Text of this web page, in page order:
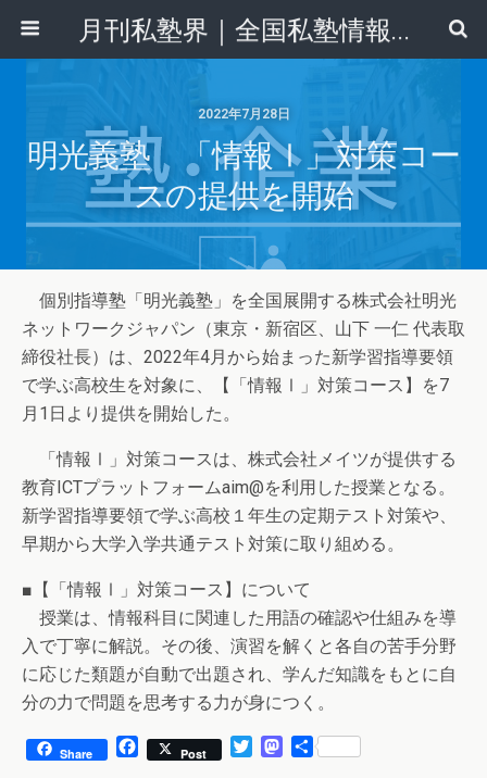
月刊私塾界｜全国私塾情報センター
2022年7月28日
明光義塾 「情報Ⅰ」対策コー
スの提供を開始
個別指導塾「明光義塾」を全国展開する株式会社明光
ネットワークジャパン（東京・新宿区、山下 一仁 代表取
締役社長）は、2022年4月から始まった新学習指導要領
で学ぶ高校生を対象に、【「情報Ⅰ」対策コース】を7
月1日より提供を開始した。
「情報Ⅰ」対策コースは、株式会社メイツが提供する
教育ICTプラットフォームaim@を利用した授業となる。
新学習指導要領で学ぶ高校１年生の定期テスト対策や、
早期から大学入学共通テスト対策に取り組める。
■【「情報Ⅰ」対策コース】について
授業は、情報科目に関連した用語の確認や仕組みを導
入で丁寧に解説。その後、演習を解くと各自の苦手分野
に応じた類題が自動で出題され、学んだ知識をもとに自
分の力で問題を思考する力が身につく。
Share
F
Post
M
共